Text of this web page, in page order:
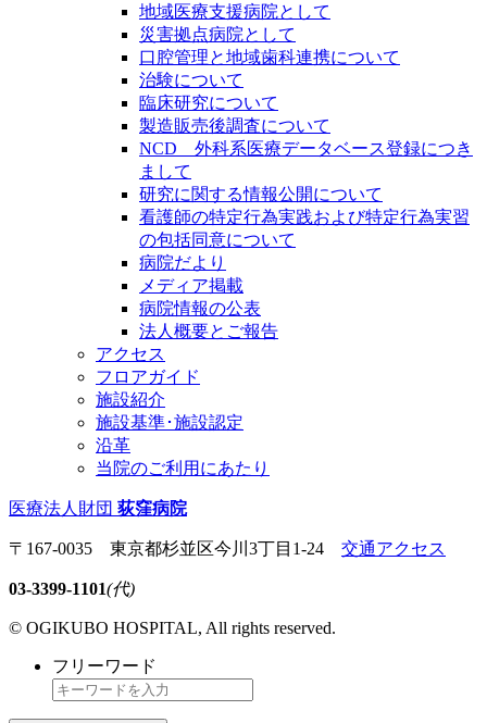
地域医療支援病院として
災害拠点病院として
口腔管理と地域歯科連携について
治験について
臨床研究について
製造販売後調査について
NCD 外科系医療データベース登録につき
まして
研究に関する情報公開について
看護師の特定行為実践および特定行為実習
の包括同意について
病院だより
メディア掲載
病院情報の公表
法人概要とご報告
アクセス
フロアガイド
施設紹介
施設基準･施設認定
沿革
当院のご利用にあたり
医療法人財団 荻窪病院
〒167-0035 東京都杉並区今川3丁目1-24 交通アクセス
03-3399-1101(代)
© OGIKUBO HOSPITAL, All rights reserved.
フリーワード